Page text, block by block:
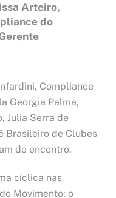
Arteiro,
do
Compliance
Georgia Palma,
Julia Serra de
Brasileiro de Clubes
do encontro.
cíclica nas
Movimento; o